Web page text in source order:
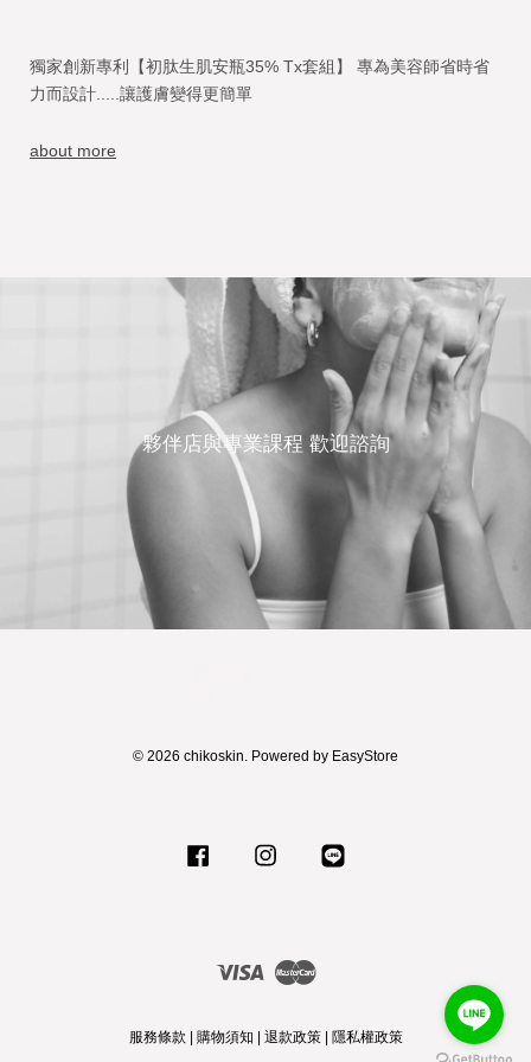
獨家創新專利【初肽生肌安瓶35% Tx套組】 專為美容師省時省
力而設計.....讓護膚變得更簡單
about more
夥伴店與專業課程 歡迎諮詢
© 2026 chikoskin. Powered by EasyStore
Facebook Instagram
Visa Master
服務條款 購物須知 退款政策| 隱私權政策